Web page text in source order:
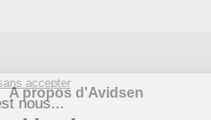
A propos d'Avidsen